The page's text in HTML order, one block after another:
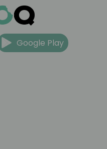
Google Play